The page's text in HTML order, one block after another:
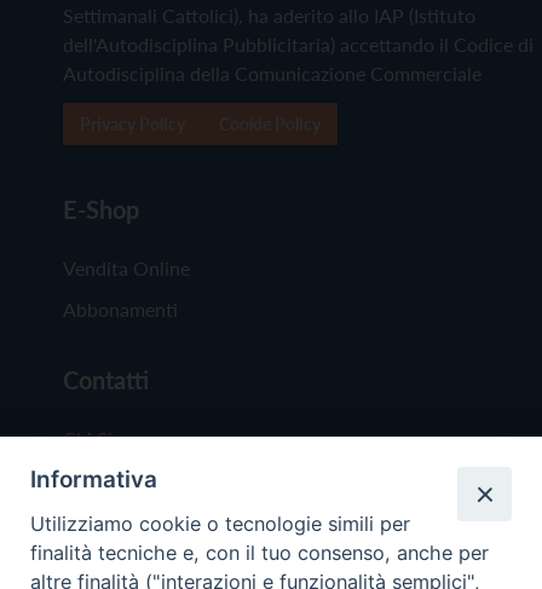
Settimanali Cattolici), ha aderito allo IAP (Istituto
dell'Autodisciplina Pubblicitaria) accettando il Codice di
Autodisciplina della Comunicazione Commerciale
E-Shop
Vendita Online
Abbonamenti
Contatti
Chi Siamo
Redazione
Scrivici
Informativa
Utilizziamo cookie o tecnologie simili per
finalità tecniche e, con il tuo consenso, anche per
altre finalità ("interazioni e funzionalità semplici",